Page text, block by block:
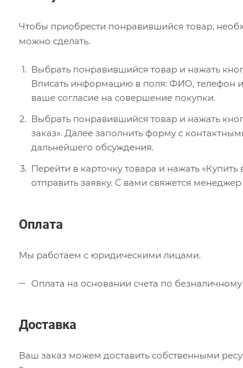
Чтобы приобрести понравившийся товар,
можно сделать.
Выбрать понравившийся товар и нажать
Вписать информацию в поля: ФИО, телефон
ваше согласие на совершение покупки.
Выбрать понравившийся товар и нажать
заказ». Далее заполнить форму с
дальнейшего обсуждения.
Перейти в карточку товара и нажать
отправить заявку. С вами свяжется
Оплата
Мы работаем с юридическими лицами.
Оплата на основании счета по безналичному
Доставка
Ваш заказ можем доставить собственными